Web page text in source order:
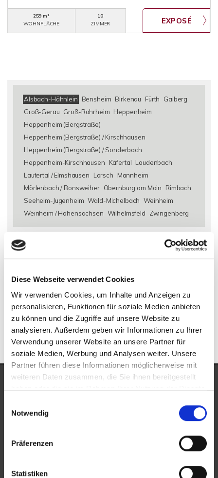
Diese Webseite verwendet Cookies
Wir verwenden Cookies, um Inhalte und Anzeigen zu
personalisieren, Funktionen für soziale Medien anbieten
zu können und die Zugriffe auf unsere Website zu
analysieren. Außerdem geben wir Informationen zu Ihrer
Verwendung unserer Website an unsere Partner für
soziale Medien, Werbung und Analysen weiter. Unsere
Partner führen diese Informationen möglicherweise mit
weiteren Daten zusammen, die Sie ihnen bereitgestellt
haben oder die sie im Rahmen Ihrer Nutzung der Dienste
Notwendig
Präferenzen
Statistiken
259 m²
WOHNFLÄCHE
10
ZIMMER
Alsbach-Hähnlein Bensheim Birkenau Fürth
Gaiberg
Groß-Gerau Groß-Rohrheim Heppenheim
Heppenheim (Bergstraße)
Heppenheim (Bergstraße) / Kirschhausen
Heppenheim (Bergstraße) / Sonderbach
Heppenheim-Kirschhausen
Käfertal Laudenbach
Lautertal / Elmshausen
Lorsch
Mannheim
Mörlenbach / Bonsweiher Obernburg am Main
Rimbach
Seeheim-Jugenheim Wald-Michelbach Weinheim
Weinheim / Hohensachsen Wilhelmsfeld Zwingenberg
Eigentumswohnungen Alsbach-Hähnlein
Eigentumswohnung
Alsbach-Hähnlein
Wohnungen
Wohnungssuche Alsbach-Hähnlein
Wohnungsanzeigen
Alsbach-Hähnlein
Immobilie Alsbach-Hähnlein
Immobilien
Alsbach-Hähnlein
Immobilienkauf Alsbach-Hähnlein
UNSERE AUSZEICHNUNGEN